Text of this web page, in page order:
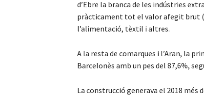
d’Ebre la branca de les indústries
pràcticament tot el valor afegit brut
l’alimentació, tèxtil i altres.
A la resta de comarques i l’Aran, la
Barcelonès amb un pes del 87,6%,
La construcció generava el 2018 més